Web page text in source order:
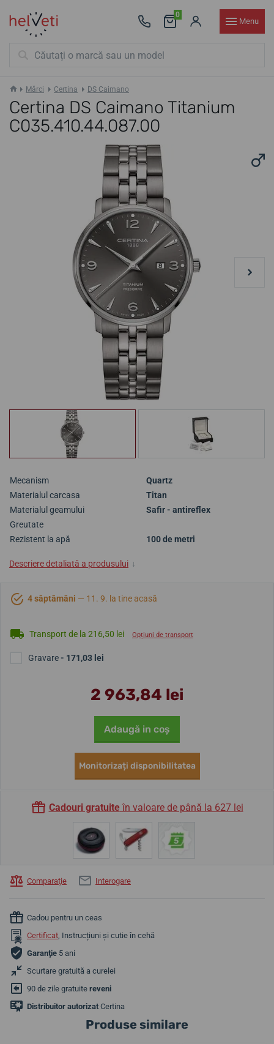
0
Menu
Mărci Certina DS Caimano
Certina DS Caimano Titanium
C035.410.44.087.00
Mecanism
Quartz
Materialul carcasa
Titan
Materialul geamului
Safir - antireflex
Greutate
Rezistent la apă
100 de metri
Descriere detaliată a produsului ↓
4 săptămâni — 11. 9. la tine acasă
Transport de la 216,50 lei Opțiuni de transport
Gravare- 171,03 lei
2 963,84 lei
Adaugă in coş
Monitorizați disponibilitatea
Cadouri gratuiteîn valoare de până la 627 lei
Comparaţie Interogare
Cadou pentru un ceas
Certificat, Instrucțiuni și cutie în cehă
Garanţie 5 ani
Scurtare gratuită a curelei
90 de zile gratuite reveni
Distribuitor autorizat Certina
Produse similare